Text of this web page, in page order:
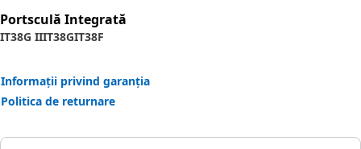
Portsculă Integrată
IT38G IIIT38GIT38F
Informații privind garanția
Politica de returnare